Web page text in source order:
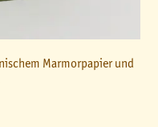
Marmorpapier und